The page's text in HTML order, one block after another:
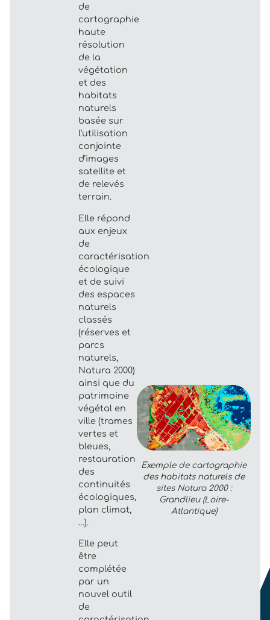
de
cartographie
haute
résolution
de la
végétation
et des
habitats
naturels
basée sur
l’utilisation
conjointe
d’images
satellite et
de relevés
terrain.
Elle répond
aux enjeux
de
caractérisation
écologique
et de suivi
des espaces
naturels
classés
(réserves et
parcs
naturels,
Natura 2000)
ainsi que du
patrimoine
végétal en
ville (trames
vertes et
bleues,
restauration
des
continuités
écologiques,
plan climat,
…).
Elle peut
être
complétée
par un
nouvel outil
de
Exemple de cartographie
des habitats naturels de
sites Natura 2000 :
Grandlieu (Loire-
Atlantique)